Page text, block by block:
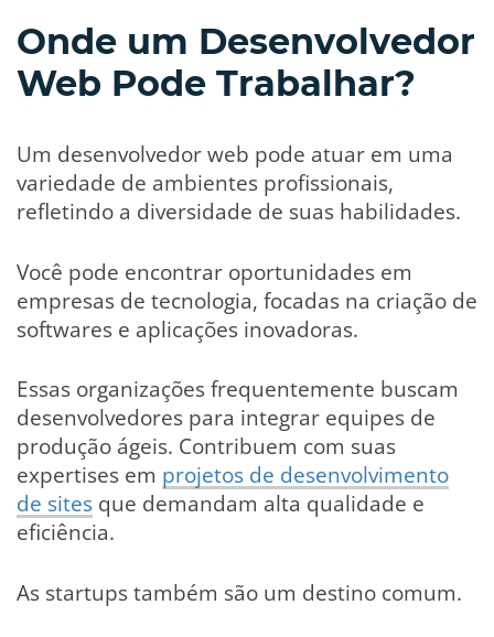
Onde um Desenvolvedor
Web Pode Trabalhar?
Um desenvolvedor web pode atuar em uma
variedade de ambientes profissionais,
refletindo a diversidade de suas habilidades.
Você pode encontrar oportunidades em
empresas de tecnologia, focadas na criação de
softwares e aplicações inovadoras.
Essas organizações frequentemente buscam
desenvolvedores para integrar equipes de
produção ágeis. Contribuem com suas
expertises em projetos de desenvolvimento
de sites que demandam alta qualidade e
eficiência.
As startups também são um destino comum.